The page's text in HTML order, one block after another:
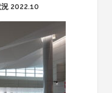
況 2022.10